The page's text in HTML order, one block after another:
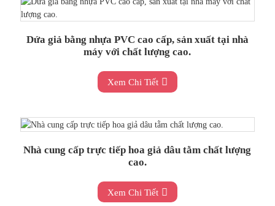
Dứa giả bằng nhựa PVC cao cấp, sản xuất tại nhà
máy với chất lượng cao.
Xem Chi Tiết
Nhà cung cấp trực tiếp hoa giả dâu tằm chất lượng
cao.
Xem Chi Tiết